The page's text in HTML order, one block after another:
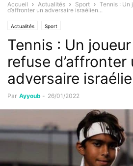
Accueil Actualités Sport
Tennis : Un
d’affronter un adversaire israélien...
Actualités Sport
Tennis : Un
refuse d’affronter
adversaire
Par Ayyoub - 26/01/2022